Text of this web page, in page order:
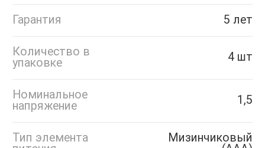
Гарантия 5 лет
Количество в
упаковке
4 шт
Номинальное
напряжение
1,5
Тип элемента
Мизинчиковый